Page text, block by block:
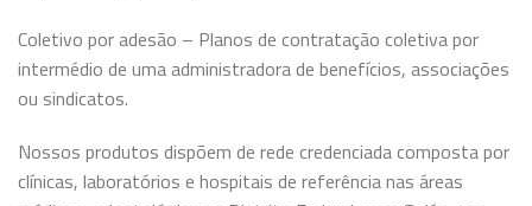
Coletivo por adesão – Planos de contratação coletiva por
intermédio de uma administradora de benefícios, associações
ou sindicatos.
Nossos produtos dispõem de rede credenciada composta por
clínicas, laboratórios e hospitais de referência nas áreas